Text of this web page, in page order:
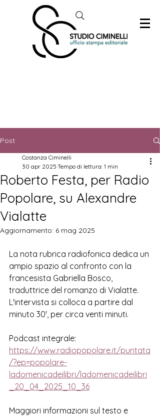
Post
Roberto Festa, per Radio
Popolare, su Alexandre
Vialatte
Costanza Ciminelli
30 apr 2025 Tempo di lettura: 1 min
Aggiornamento: 6 mag 2025
La nota rubrica radiofonica dedica un
ampio spazio al confronto con la
francesista Gabriella Bosco,
traduttrice del romanzo di Vialatte.
L'intervista si colloca a partire dal
minuto 30', per circa venti minuti.
Podcast integrale:
https://www.radiopopolare.it/puntata
/?ep=popolare-
ladomenicadeilibri/ladomenicadeilibri
_20_04_2025_10_36
Maggiori informazioni sul testo e